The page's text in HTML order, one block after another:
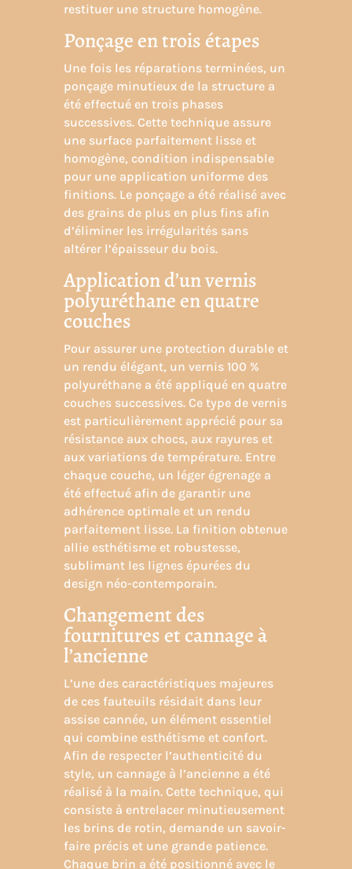
restituer une structure homogène.
Ponçage en trois étapes
Une fois les réparations terminées, un
ponçage minutieux de la structure a
été effectué en trois phases
successives. Cette technique assure
une surface parfaitement lisse et
homogène, condition indispensable
pour une application uniforme des
finitions. Le ponçage a été réalisé avec
des grains de plus en plus fins afin
d’éliminer les irrégularités sans
altérer l’épaisseur du bois.
Application d’un vernis
polyuréthane en quatre
couches
Pour assurer une protection durable et
un rendu élégant, un vernis 100 %
polyuréthane a été appliqué en quatre
couches successives. Ce type de vernis
est particulièrement apprécié pour sa
résistance aux chocs, aux rayures et
aux variations de température. Entre
chaque couche, un léger égrenage a
été effectué afin de garantir une
adhérence optimale et un rendu
parfaitement lisse. La finition obtenue
allie esthétisme et robustesse,
sublimant les lignes épurées du
design néo-contemporain.
Changement des
fournitures et cannage à
l’ancienne
L’une des caractéristiques majeures
de ces fauteuils résidait dans leur
assise cannée, un élément essentiel
qui combine esthétisme et confort.
Afin de respecter l’authenticité du
style, un cannage à l’ancienne a été
réalisé à la main. Cette technique, qui
consiste à entrelacer minutieusement
les brins de rotin, demande un savoir-
faire précis et une grande patience.
Chaque brin a été positionné avec le